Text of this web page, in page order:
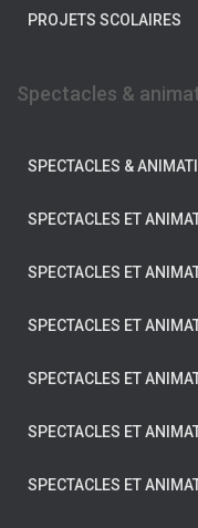
PROJETS SCOLAIRES
Spectacles &
SPECTACLES &
SPECTACLES ET
SPECTACLES ET
SPECTACLES ET
SPECTACLES ET
SPECTACLES ET
SPECTACLES ET